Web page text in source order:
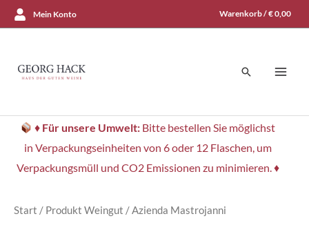
Zum
Inhalt
Mein Konto Warenkorb /€0,00
Suchen
♦ Für unsere Umwelt: Bitte bestellen Sie möglichst
in Verpackungseinheiten von 6 oder 12 Flaschen, um
Verpackungsmüll und CO2 Emissionen zu minimieren. ♦
Start / Produkt Weingut / Azienda Mastrojanni